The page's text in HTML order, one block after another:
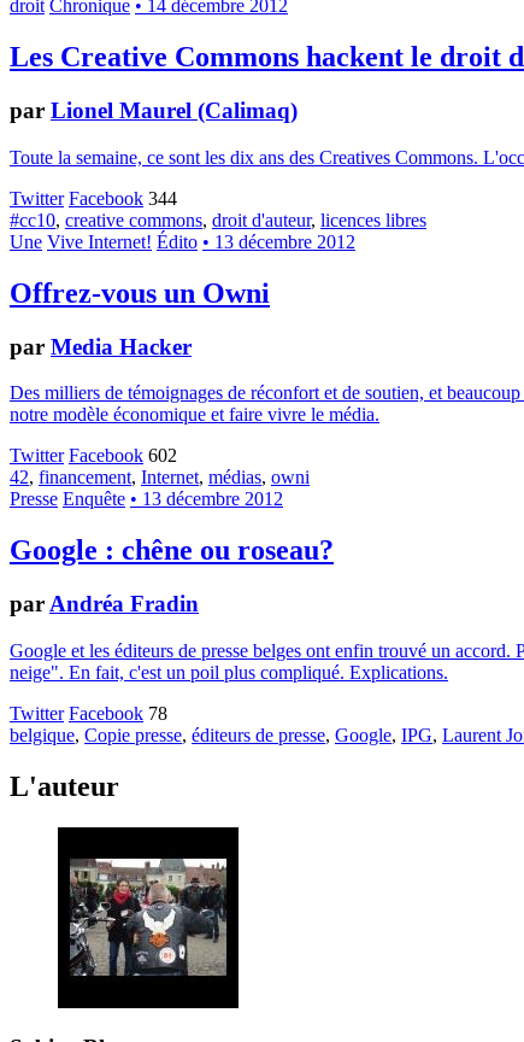
droit Chronique • 14 décembre 2012
Les Creative Commons hackent le droit
par Lionel Maurel (Calimaq)
Toute la semaine, ce sont les dix ans des Creatives Commons.
Twitter Facebook 344
#cc10, creative commons, droit d'auteur, licences libres
Une Vive Internet! Édito • 13 décembre 2012
Offrez-vous un Owni
par Media Hacker
Des milliers de témoignages de réconfort et de soutien, et
notre modèle économique et faire vivre le média.
Twitter Facebook 602
42, financement, Internet, médias, owni
Presse Enquête • 13 décembre 2012
Google : chêne ou roseau?
par Andréa Fradin
Google et les éditeurs de presse belges ont enfin trouvé un
neige". En fait, c'est un poil plus compliqué. Explications.
Twitter Facebook 78
belgique, Copie presse, éditeurs de presse, Google, IPG, Laurent
L'auteur